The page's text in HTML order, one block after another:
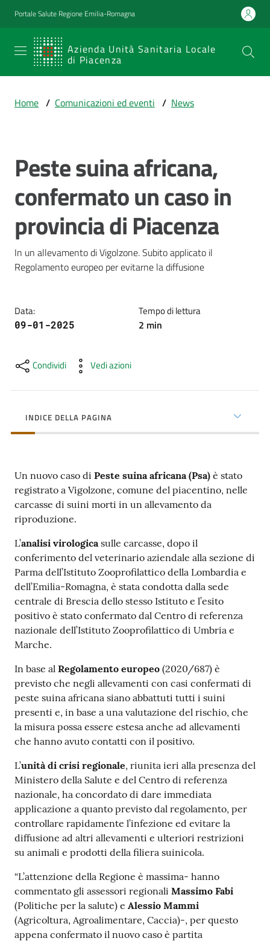
Vai al contenuto
Vai alla navigazione
Vai al footer
Portale Salute Regione Emilia-Romagna
Azienda Unità Sanitaria Locale
di Piacenza
SERVIZIO
SANITARIO
Emilia-
Sanitaria Locale
di Piacenza
Prestazioni
e
percorsi
di
cura
Come
territorio
Studiare
a
Piacenza
Costruiamo
Salute
Novità
Scuole
Imprese
ed Enti
Seguici
su
Home / Comunicazioni ed eventi / News
Salta al contenuto
Peste suina africana,
confermato un caso in
provincia di Piacenza
In un allevamento di Vigolzone. Subito applicato il
Regolamento europeo per evitarne la diffusione
Data:
09-01-2025
Tempo di lettura
2 min
Condividi Vedi azioni
INDICE DELLA PAGINA
Un nuovo caso di Peste suina africana (Psa) è stato
registrato a Vigolzone, comune del piacentino, nelle
carcasse di suini morti in un allevamento da
riproduzione.
L’analisi virologicasulle carcasse, dopo il
conferimento del veterinario aziendale alla sezione di
Parma dell’Istituto Zooprofilattico della Lombardia e
dell’Emilia-Romagna, è stata condotta dalla sede
centrale di Brescia dello stesso Istituto e l’esito
positivo è stato confermato dal Centro di referenza
nazionale dell’Istituto Zooprofilattico di Umbria e
Marche.
In base al Regolamento europeo (2020/687) è
previsto che negli allevamenti con casi confermati di
peste suina africana siano abbattuti tutti i suini
presenti e, in base a una valutazione del rischio, che
la misura possa essere estesa anche ad allevamenti
che hanno avuto contatti con il positivo.
L’unità di crisi regionale, riunita ieri alla presenza del
Ministero della Salute e del Centro di referenza
nazionale, ha concordato di dare immediata
applicazione a quanto previsto dal regolamento, per
controllare rapidamente l’infezione ed evitare la
diffusione ad altri allevamenti e ulteriori restrizioni
su animali e prodotti della filiera suinicola.
“L’attenzione della Regione è massima- hanno
commentato gli assessori regionali Massimo Fabi
(Politiche per la salute) e Alessio Mammi
(Agricoltura, Agroalimentare, Caccia)-, per questo
appena confermato il nuovo caso è partita